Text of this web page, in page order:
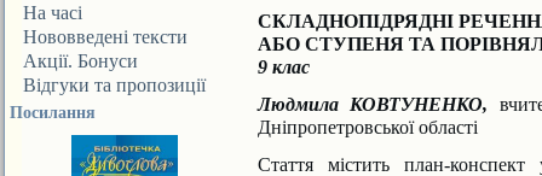
На часі
Нововведені тексти
Акції. Бонуси
Відгуки та пропозиції
Посилання
СКЛАДНОПІДРЯДНІ
АБО СТУПЕНЯ ТА
9 клас
Людмила КОВТУНЕНКО,
Дніпропетровської області
Стаття містить план-